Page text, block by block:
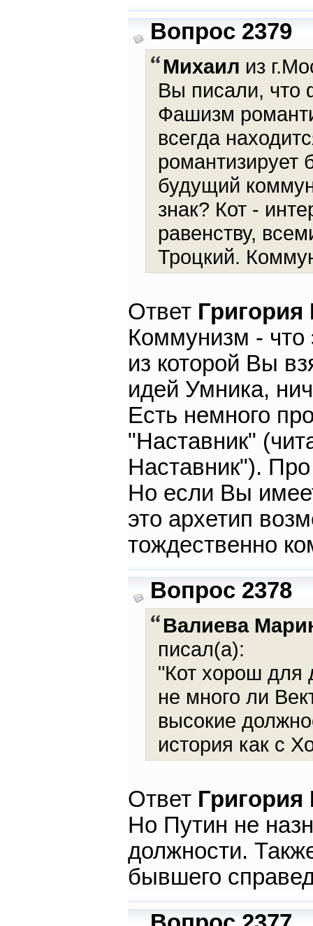
Вопрос 2379
Михаил из
Вы писали, что
Фашизм
всегда
будущий
знак? Кот -
равенству,
Троцкий.
Ответ
Коммунизм - что
из которой Вы
идей Умника,
Есть немного
"Наставник"
Наставник").
Но если Вы
это архетип
тождественно
Вопрос 2378
Валиева
писал(а):
"Кот хорош для
не много ли
высокие
история как с
Ответ
Но Путин не
должности.
бывшего